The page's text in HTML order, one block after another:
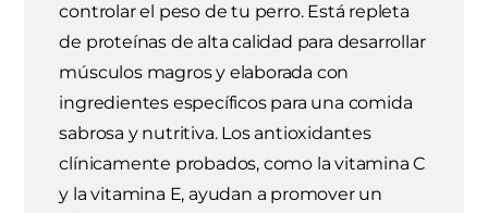
controlar el peso de tu perro. Está repleta
de proteínas de alta calidad para desarrollar
músculos magros y elaborada con
ingredientes específicos para una comida
sabrosa y nutritiva. Los antioxidantes
clínicamente probados, como la vitamina C
y la vitamina E, ayudan a promover un